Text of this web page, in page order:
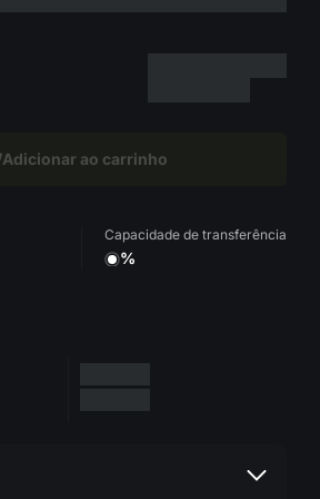
Adicionar ao carrinho
Capacidade de transferência
%